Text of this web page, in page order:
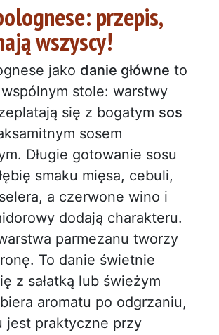
przepis,
wszyscy!
jako danie główne to
stole: warstwy
się z bogatym sos
sosem
Długie gotowanie sosu
smaku mięsa, cebuli,
a czerwone wino i
dodają charakteru.
parmezanu tworzy
To danie świetnie
z sałatką lub świeżym
aromatu po odgrzaniu,
jest praktyczne przy